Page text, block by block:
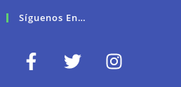
Síguenos En…